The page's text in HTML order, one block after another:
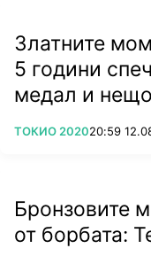
Златните
5 години
медал и
голямо -
ПОВЕЧЕ ОТ
ТОКИО 202020:59
Бронзовите
от борбата: